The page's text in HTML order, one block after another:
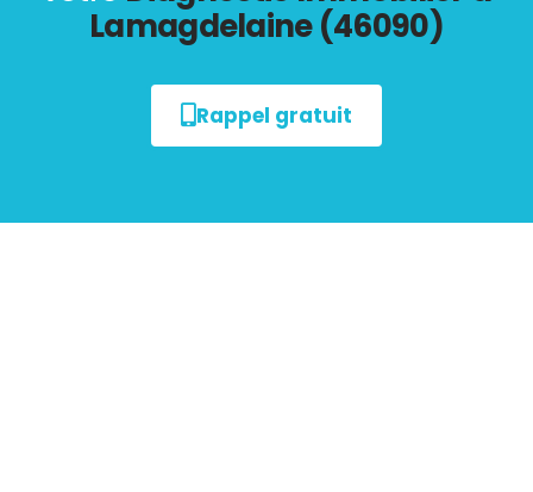
Lamagdelaine (46090)
Rappel gratuit